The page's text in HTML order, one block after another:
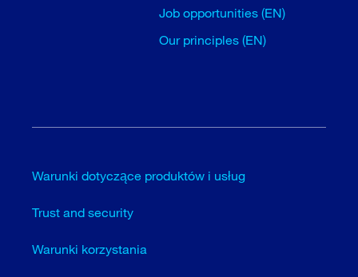
Job opportunities (EN)
Our principles (EN)
Warunki dotyczące produktów i usług
Trust and security
Warunki korzystania